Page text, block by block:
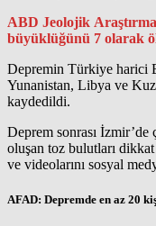
ABD Jeolojik
büyüklüğünü 7 olarak
Depremin Türkiye harici
Yunanistan, Libya ve
kaydedildi.
Deprem sonrası İzmir’de
oluşan toz bulutları
ve videolarını sosyal
AFAD: Depremde en az 20